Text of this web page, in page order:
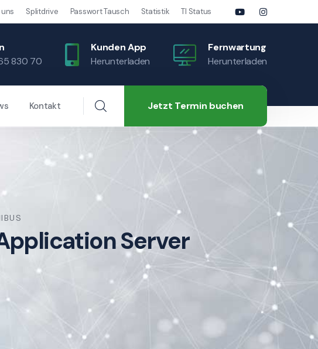
Splitdrive Passwort Tausch Statistik TI Status
830 70
Kunden App
Herunterladen
Fernwartung
Herunterladen
Kontakt Jetzt Termin buchen
Server